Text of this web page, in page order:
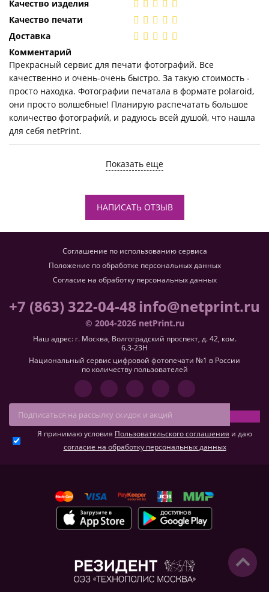
Качество изделия
Качество печати
Доставка
Комментарий
Прекрасный сервис для печати фотографий. Все
качественно и очень-очень быстро. За такую стоимость -
просто находка. Фотографии печатала в формате polaroid,
они просто волшебные! Планирую распечатать большое
количество фотографий, и радуюсь всей душой, что нашла
для себя netPrint.
Показать еще
НАПИСАТЬ ОТЗЫВ
Соглашение по использованию сервиса
Положение по обработке персональных данных
Согласие на обработку персональных данных
+7 (863) 322-04-48info@netprint.ru
© 2004-2026 netPrint.ru
Наш адрес: г. Москва, Волгоградский проспект, д. 42, ком.
6.3-23H
Национальный сервис цифровой фотопечати №1 в России
по количеству пользователей
Я принимаю условия Пользовательского соглашения и даю
согласие на обработку персональных данных